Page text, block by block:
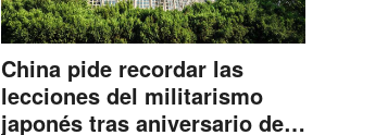
China pide recordar las
lecciones del militarismo
japonés tras aniversario de